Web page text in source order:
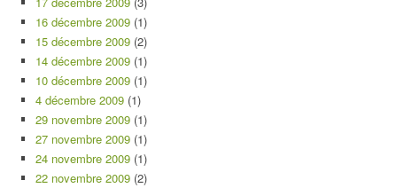
16 décembre 2009 (1)
15 décembre 2009 (2)
14 décembre 2009 (1)
10 décembre 2009 (1)
4 décembre 2009 (1)
29 novembre 2009 (1)
27 novembre 2009 (1)
24 novembre 2009 (1)
22 novembre 2009 (2)